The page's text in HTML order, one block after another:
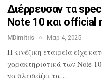
Διέρρευσαν τα
Note 10 και official
MDimitris Μαρ 4, 2025
Η κινέζικη εταιρεία είχε
χαρακτηριστικά των Note
να πλησιάζει τα…